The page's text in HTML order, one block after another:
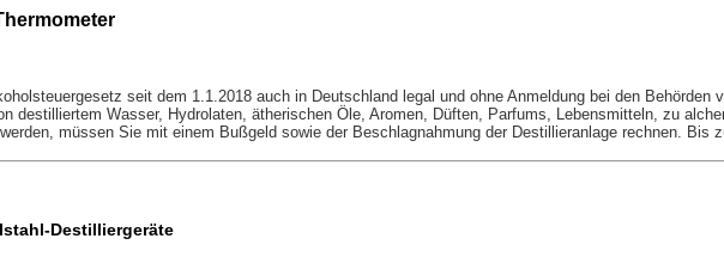
seit dem 1.1.2018 auch in Deutschland legal und ohne Anmeldung bei den
destilliertem Wasser, Hydrolaten, ätherischen Öle, Aromen, Düften, Parfums, Lebensmitteln, zu
müssen Sie mit einem Bußgeld sowie der Beschlagnahmung der Destillieranlage rechnen.
Destilliergeräte